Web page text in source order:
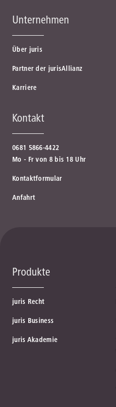
Unternehmen
Über juris
Partner der jurisAllianz
Karriere
Kontakt
0681 5866-4422
Mo - Fr von 8 bis 18 Uhr
Kontaktformular
Anfahrt
Produkte
juris Recht
juris Business
juris Akademie